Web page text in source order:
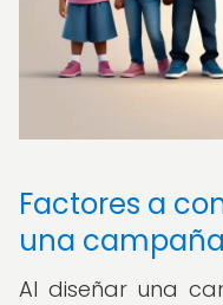
Factores a
una
Al diseñar una